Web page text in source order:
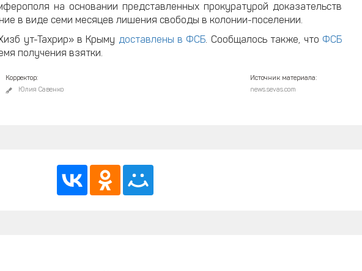
на основании представленных прокуратурой доказательств
в виде семи месяцев лишения свободы в колонии-поселении.
ут-Тахрир» в Крыму доставлены в ФСБ. Сообщалось также, чтоФСБ
получения взятки.
Корректор:
Юлия Савенко
Источник материала:
news.sevas.com